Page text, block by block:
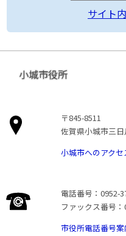
サイト
小城市役所
〒845-8511
佐賀県小城市三
小城市へのアクセ
電話番号：0952-
ファックス番号：
市役所電話番号案